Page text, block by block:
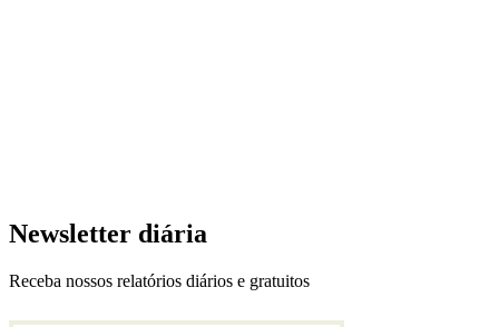
Newsletter diária
Receba nossos relatórios diários e gratuitos